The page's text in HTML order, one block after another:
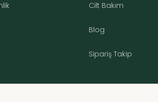
Cilt Bakım
Blog
Sipariş Takip